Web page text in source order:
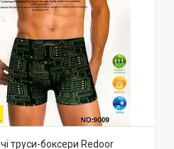
труси-боксери Redoor